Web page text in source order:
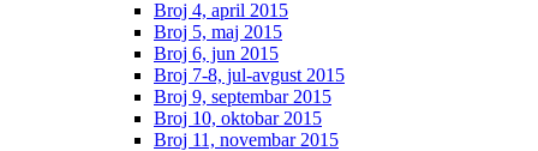
Broj 4, april 2015
Broj 5, maj 2015
Broj 6, jun 2015
Broj 7-8, jul-avgust 2015
Broj 9, septembar 2015
Broj 10, oktobar 2015
Broj 11, novembar 2015